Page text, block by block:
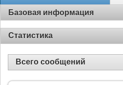
Базовая информация
Статистика
Всего сообщений